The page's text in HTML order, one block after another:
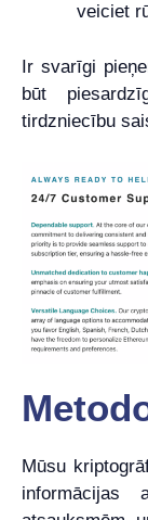
veiciet
Ir svarīgi
būt
tirdzniecību
Mūsu
informācijas